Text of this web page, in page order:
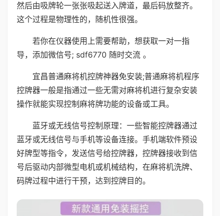
然后由吸牌轮一张张吸起送入牌道，最后码放整齐。
这个过程是物理性的，随机性很强。
若你在仪器使用上需要帮助，想获取一对一指
导，添加微信号; sdf6770 随时交流 。
宜昌普通麻将机控牌神器免安装;普通麻将机程序
控牌器一般是指通过一些无需对麻将机进行复杂安装
操作就能实现控制麻将牌功能的设备或工具。
蓝牙或无线信号控制原理：一些智能控牌器通过
蓝牙或无线信号与手机等设备连接。手机端软件预设
好牌型等指令，发送信号给控牌器，控牌器接收到信
号后驱动内部微型电机或机械结构，在麻将机洗牌、
码牌过程中进行干预，达到控牌目的。